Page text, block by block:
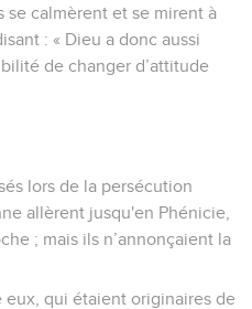
se calmèrent et se mirent à
: « Dieu a donc aussi
de changer d’attitude
lors de la persécution
allèrent jusqu'en Phénicie,
; mais ils n’annonçaient la
eux, qui étaient originaires de